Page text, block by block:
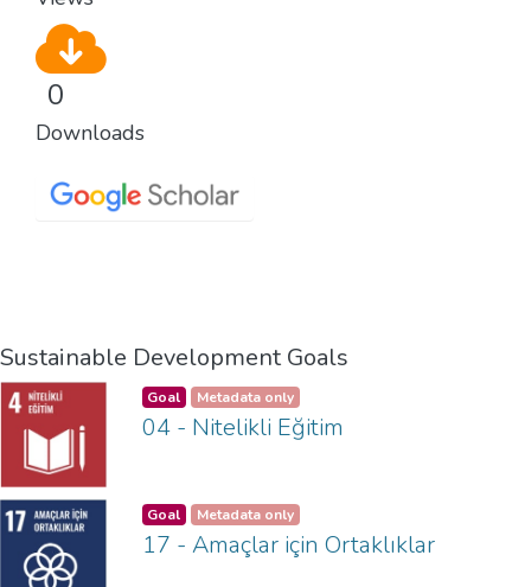
0
Downloads
Sustainable Development Goals
Goal Metadata only
04 - Nitelikli Eğitim
Goal Metadata only
17 - Amaçlar için Ortaklıklar